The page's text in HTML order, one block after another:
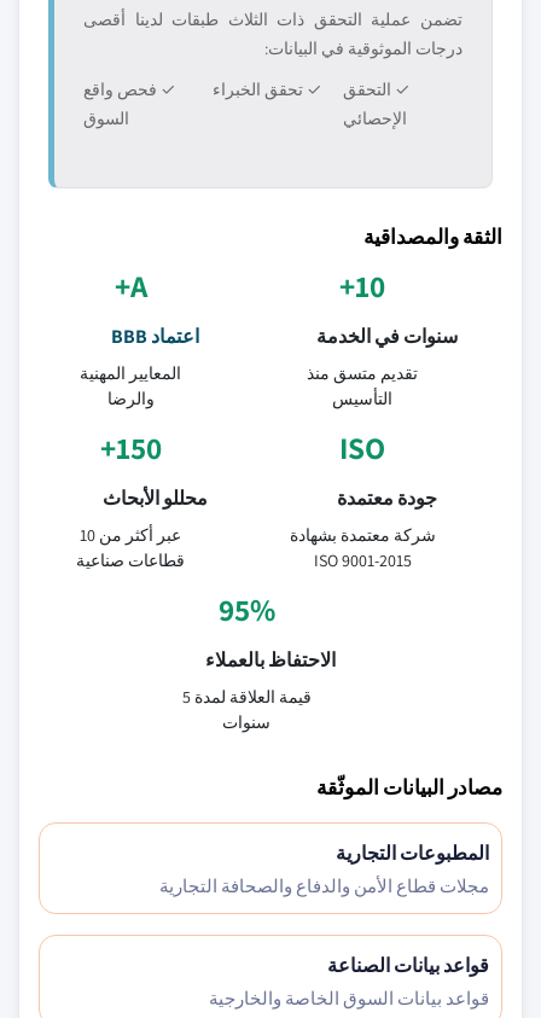
تضمن عملية التحقق ذات الثلاث طبقات لدينا أقصى
درجات الموثوقية في البيانات:
✓ التحقق
الإحصائي
✓ تحقق الخبراء
✓ فحص واقع
السوق
الثقة والمصداقية
10+
سنوات في الخدمة
تقديم متسق منذ
التأسيس
A+
اعتماد BBB
المعايير المهنية
والرضا
ISO
جودة معتمدة
شركة معتمدة بشهادة
ISO 9001-2015
150+
محللو الأبحاث
عبر أكثر من 10
قطاعات صناعية
95%
الاحتفاظ بالعملاء
قيمة العلاقة لمدة 5
سنوات
مصادر البيانات الموثّقة
المطبوعات التجارية
مجلات قطاع الأمن والدفاع والصحافة التجارية
قواعد بيانات الصناعة
قواعد بيانات السوق الخاصة والخارجية